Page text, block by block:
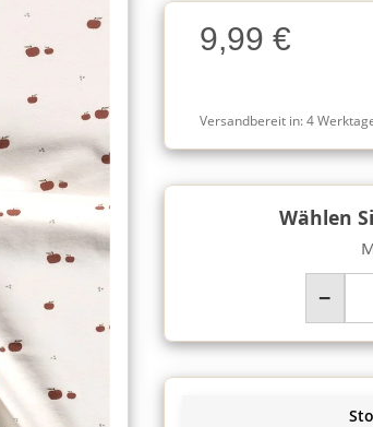
Charge
Charge9,99 €
Versandbereit in:4
Wählen
−